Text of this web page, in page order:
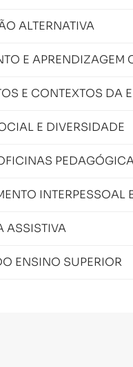
ALTERNATIVA
E APRENDIZAGEM
E CONTEXTOS DA
E DIVERSIDADE
INTERPESSOAL
ASSISTIVA
ENSINO SUPERIOR